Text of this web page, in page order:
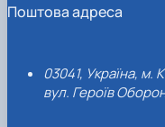
Поштова адреса
03041, Україна, м.
вул. Героїв